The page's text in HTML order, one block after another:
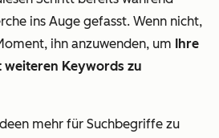
ins Auge gefasst. Wenn nicht,
ihn anzuwenden, um Ihre
weiteren Keywords zu
mehr für Suchbegriffe zu